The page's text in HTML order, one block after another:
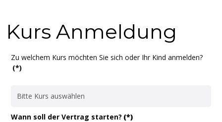
Kurs Anmeldung
Zu welchem Kurs möchten Sie sich oder Ihr Kind anmelden?
(*)
Wann soll der Vertrag starten? (*)